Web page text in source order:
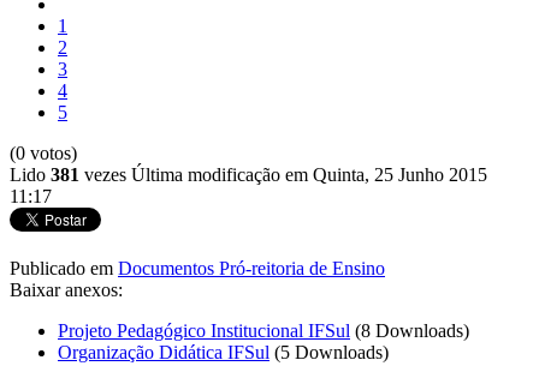
1
2
3
4
5
(0 votos)
Lido 381 vezes Última modificação em Quinta, 25 Junho 2015
11:17
Publicado em Documentos Pró-reitoria de Ensino
Baixar anexos:
Projeto Pedagógico Institucional IFSul (8 Downloads)
Organização Didática IFSul (5 Downloads)